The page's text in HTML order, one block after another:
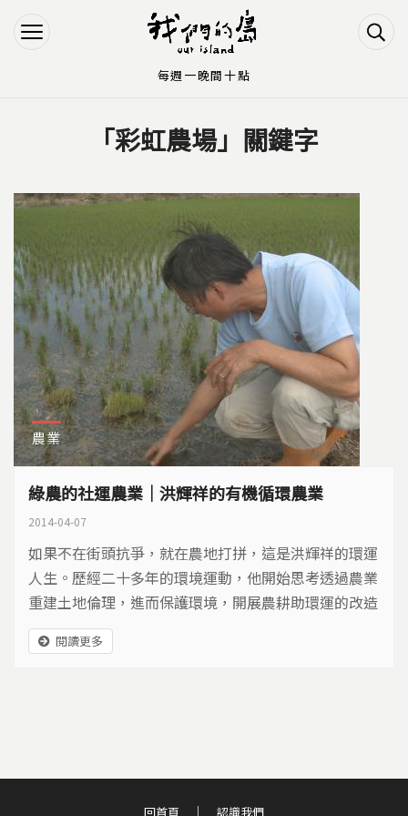
Jump to Navigation
Jump to Main content
「彩虹農場」關鍵字
農業
綠農的社運農業｜洪輝祥的有機循環農業
2014-04-07
如果不在街頭抗爭，就在農地打拼，這是洪輝祥的環運
人生。歷經二十多年的環境運動，他開始思考透過農業
重建土地倫理，進而保護環境，開展農耕助環運的改造
工程…
閱讀更多
回首頁 認識我們
每週一晚間十點